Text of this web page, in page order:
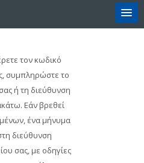
Αναζήτηση
μαθημάτων
Υποβολή
τον κωδικό
συμπληρώστε το
ή τη διεύθυνση
Εάν βρεθεί
ένα μήνυμα
διεύθυνση
σας, με οδηγίες